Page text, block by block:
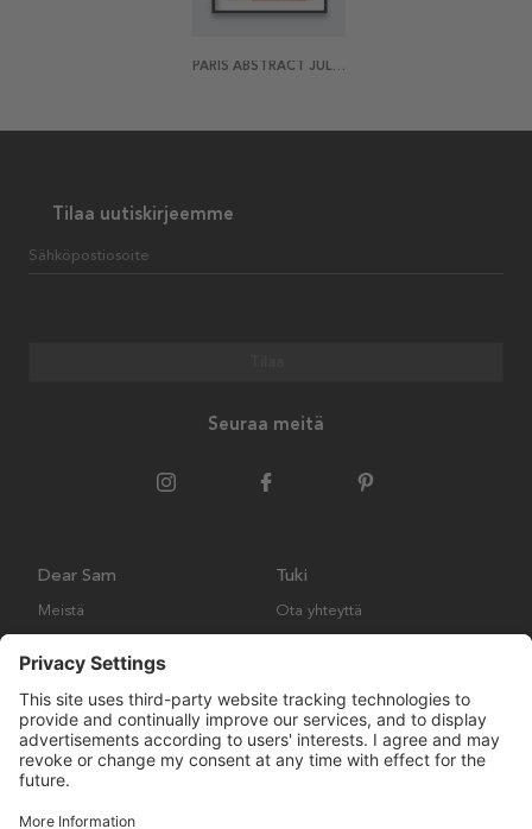
PARIS ABSTRACT JULISTE
Tilaa uutiskirjeemme
Sähköpostiosoite
Seuraa meitä
Dear Sam
Meistä
Tuki
Ota yhteyttä
Palautukset ja vaatimukset